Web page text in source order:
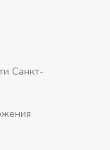
Санкт-